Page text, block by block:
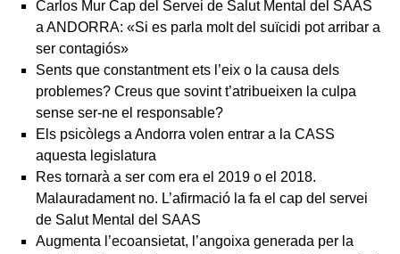
Carlos Mur Cap del Servei de Salut Mental del SAAS
a ANDORRA: «Si es parla molt del suïcidi pot arribar a
ser contagiós»
Sents que constantment ets l’eix o la causa dels
problemes? Creus que sovint t’atribueixen la culpa
sense ser-ne el responsable?
Els psicòlegs a Andorra volen entrar a la CASS
aquesta legislatura
Res tornarà a ser com era el 2019 o el 2018.
Malauradament no. L’afirmació la fa el cap del servei
de Salut Mental del SAAS
Augmenta l’ecoansietat, l’angoixa generada per la